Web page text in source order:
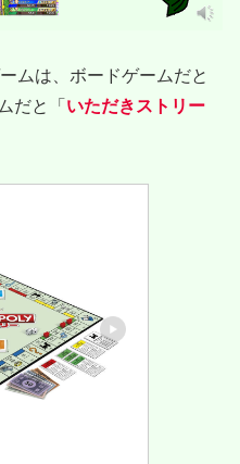
ムは、ボードゲームだと
だと「 いただきストリー